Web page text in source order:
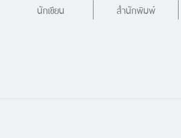
นักเขียน สำนักพิมพ์